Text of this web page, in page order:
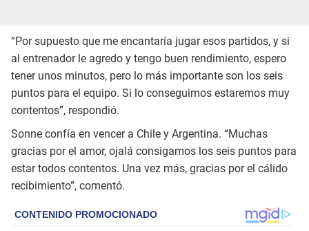
“Por supuesto que me encantaría jugar esos partidos, y si
al entrenador le agredo y tengo buen rendimiento, espero
tener unos minutos, pero lo más importante son los seis
puntos para el equipo. Si lo conseguimos estaremos muy
contentos”, respondió.
Sonne confía en vencer a Chile y Argentina. “Muchas
gracias por el amor, ojalá consigamos los seis puntos para
estar todos contentos. Una vez más, gracias por el cálido
recibimiento”, comentó.